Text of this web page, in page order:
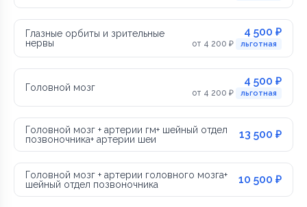
Глазные орбиты и зрительные
нервы
4 500 ₽
от 4 200 ₽ льготная
Головной мозг 4 500 ₽
от 4 200 ₽ льготная
Головной мозг + артерии гм+ шейный отдел
позвоночника+ артерии шеи
13 500 ₽
Головной мозг + артерии головного мозга+
шейный отдел позвоночника
10 500 ₽